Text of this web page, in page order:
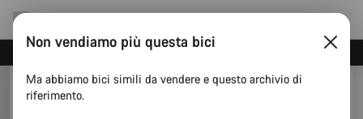
Risparmia con la newsletter Canyon
Non vendiamo più questa bici
Ma abbiamo bici simili da vendere e questo archivio di
riferimento.